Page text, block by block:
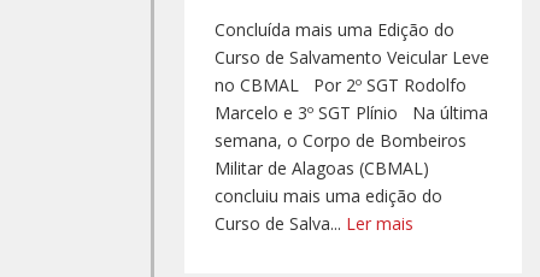
Concluída mais uma Edição do
Curso de Salvamento Veicular Leve
no CBMAL Por 2º SGT Rodolfo
Marcelo e 3º SGT Plínio Na última
semana, o Corpo de Bombeiros
Militar de Alagoas (CBMAL)
concluiu mais uma edição do
Curso de Salva... Ler mais